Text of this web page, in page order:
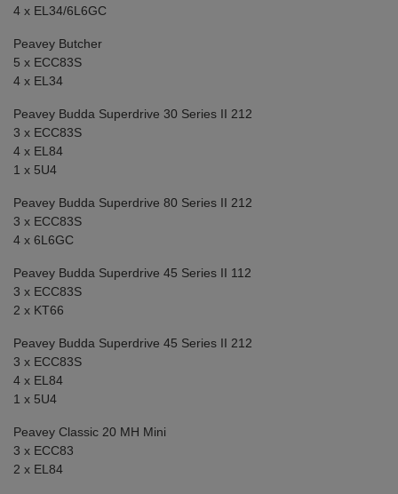
4 x EL34/6L6GC
Peavey Butcher
5 x ECC83S
4 x EL34
Peavey Budda Superdrive 30 Series II 212
3 x ECC83S
4 x EL84
1 x 5U4
Peavey Budda Superdrive 80 Series II 212
3 x ECC83S
4 x 6L6GC
Peavey Budda Superdrive 45 Series II 112
3 x ECC83S
2 x KT66
Peavey Budda Superdrive 45 Series II 212
3 x ECC83S
4 x EL84
1 x 5U4
Peavey Classic 20 MH Mini
3 x ECC83
2 x EL84